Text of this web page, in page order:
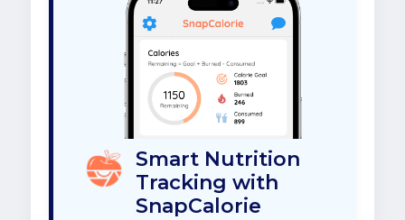
Smart Nutrition
Tracking with
SnapCalorie